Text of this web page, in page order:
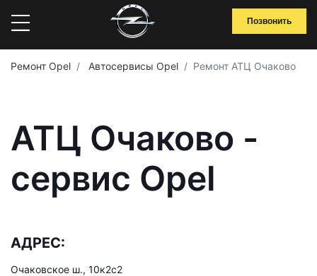
Позвонить
Ремонт Opel Автосервисы Opel Ремонт АТЦ Очаково
АТЦ Очаково -
сервис Opel
АДРЕС:
Очаковское ш., 10к2с2